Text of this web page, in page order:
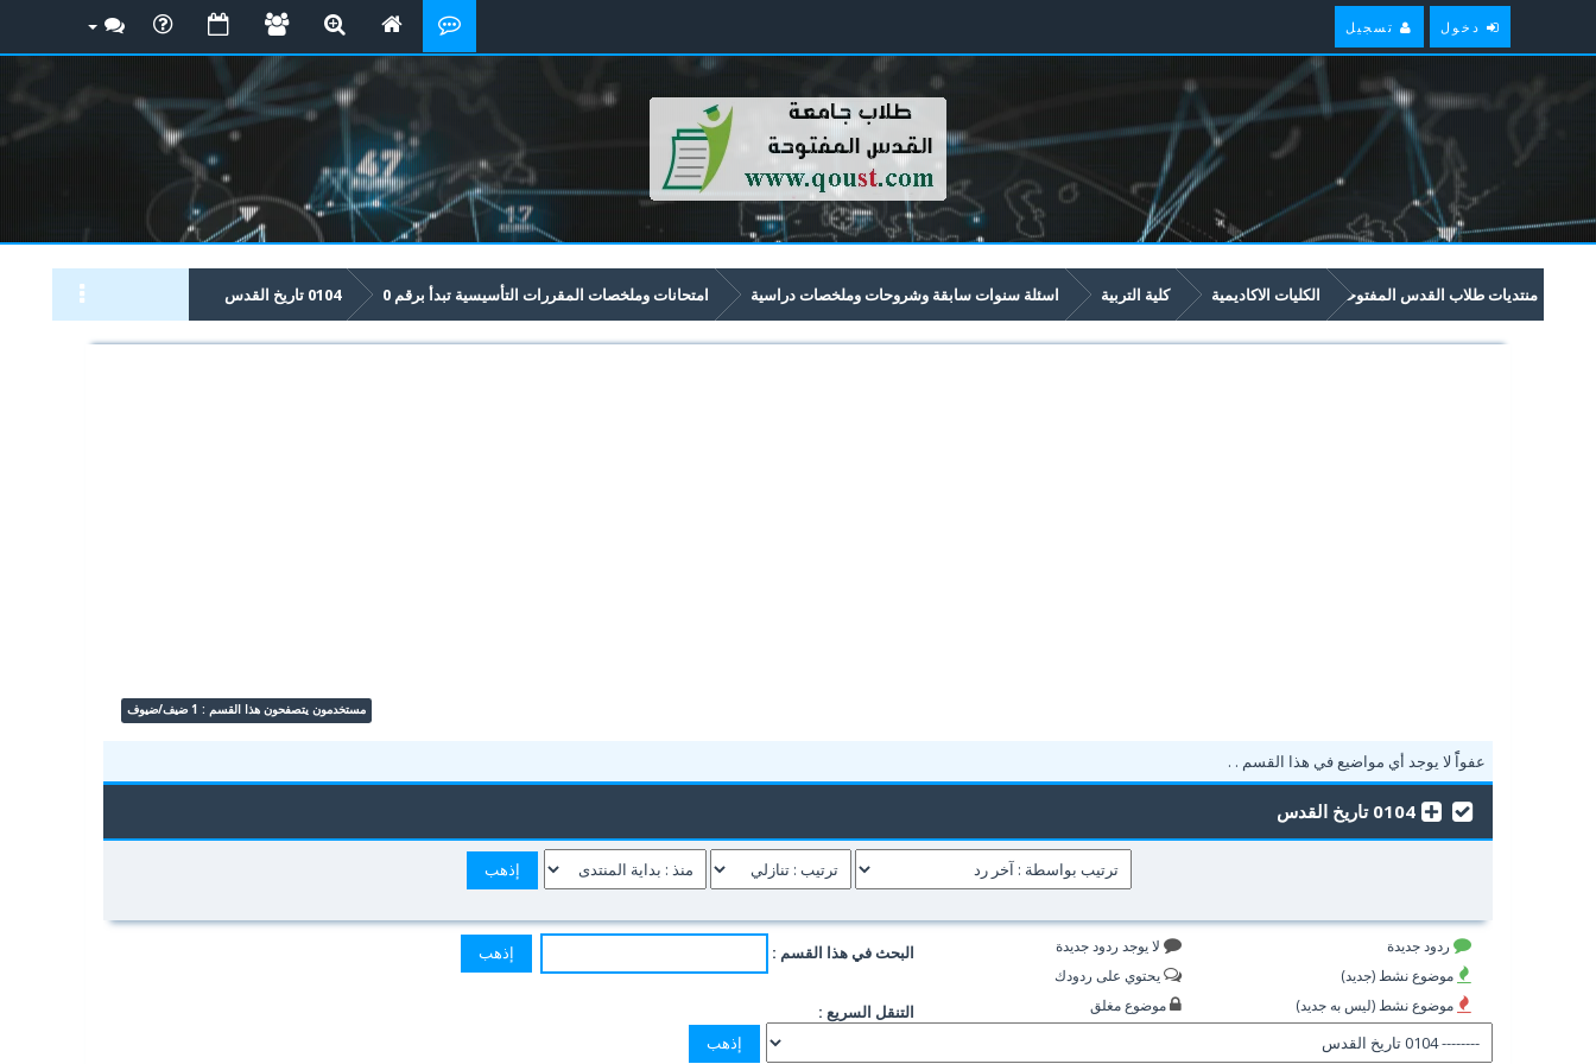
دخول تسجيل
منتديات طلاب القدس المفتوحة الكليات الاكاديمية كلية التربية اسئلة سنوات سابقة وشروحات وملخصات دراسية امتحانات وملخصات المقررات التأسيسية تبدأ برقم 0 0104 تاريخ القدس
مستخدمون يتصفحون هذا القسم : 1 ضيف/ضيوف
عفواًً لا يوجد أي مواضيع في هذا القسم . .
0104 تاريخ القدس
ردود جديدة
موضوع نشط (جديد)
موضوع نشط (ليس به جديد)
لا يوجد ردود جديدة
يحتوي على ردودك
موضوع مغلق
البحث في هذا القسم :
التنقل السريع :